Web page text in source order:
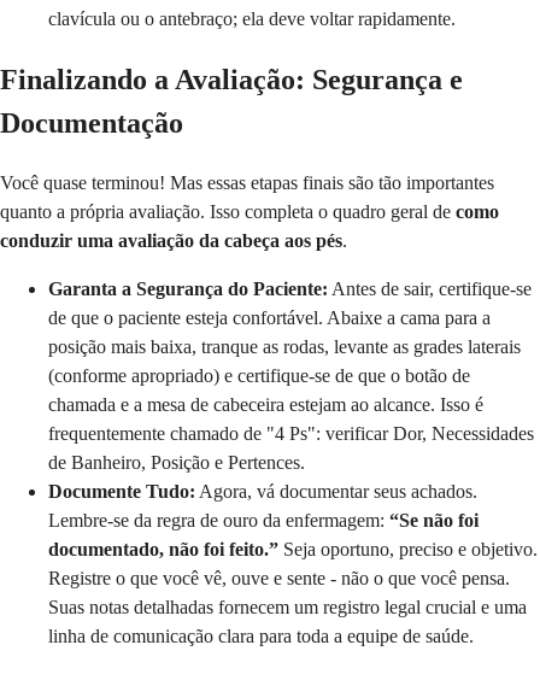
clavícula ou o antebraço; ela deve voltar rapidamente.
Finalizando a Avaliação: Segurança e
Documentação
Você quase terminou! Mas essas etapas finais são tão importantes
quanto a própria avaliação. Isso completa o quadro geral de como
conduzir uma avaliação da cabeça aos pés.
Garanta a Segurança do Paciente: Antes de sair, certifique-se
de que o paciente esteja confortável. Abaixe a cama para a
posição mais baixa, tranque as rodas, levante as grades laterais
(conforme apropriado) e certifique-se de que o botão de
chamada e a mesa de cabeceira estejam ao alcance. Isso é
frequentemente chamado de "4 Ps": verificar Dor, Necessidades
de Banheiro, Posição e Pertences.
Documente Tudo: Agora, vá documentar seus achados.
Lembre-se da regra de ouro da enfermagem: “Se não foi
documentado, não foi feito.” Seja oportuno, preciso e objetivo.
Registre o que você vê, ouve e sente - não o que você pensa.
Suas notas detalhadas fornecem um registro legal crucial e uma
linha de comunicação clara para toda a equipe de saúde.